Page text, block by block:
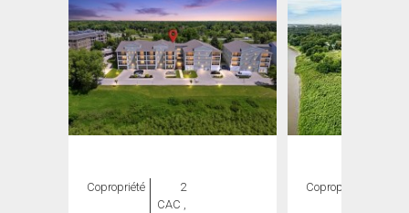
Copropriété
2
CAC ,
Copropriété